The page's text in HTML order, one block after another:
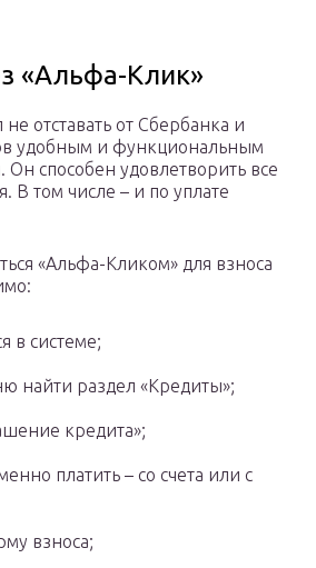
«Альфа-Клик»
отставать от Сбербанка и
удобным и функциональным
способен удовлетворить все
В том числе – и по уплате
«Альфа-Кликом» для взноса
в системе;
найти раздел «Кредиты»;
кредита»;
платить – со счета или с
взноса;